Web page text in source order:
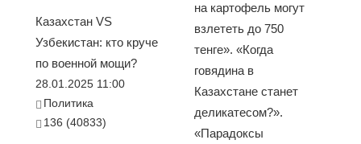
Казахстан VS
Узбекистан: кто круче
по военной мощи?
28.01.2025 11:00
Политика
136 (40833)
на картофель могут
взлететь до 750
тенге». «Когда
говядина в
Казахстане станет
деликатесом?».
«Парадоксы